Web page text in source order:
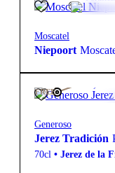
Moscatel
Niepoort
FREE
Generoso
Jerez Tradición
70cl • Jerez de la